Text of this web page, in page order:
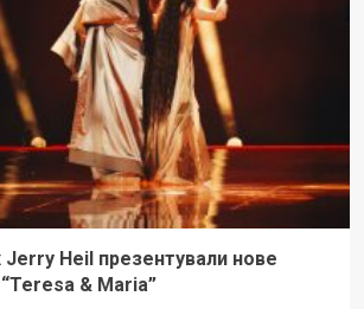
Jerry Heil презентували нове
“Teresa & Maria”